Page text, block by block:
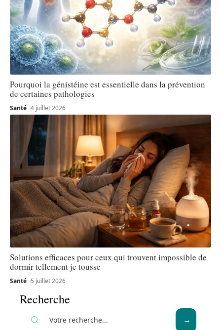
Pourquoi la génistéine est essentielle dans la prévention
de certaines pathologies
Santé 4 juillet 2026
Solutions efficaces pour ceux qui trouvent impossible de
dormir tellement je tousse
Santé 5 juillet 2026
Recherche